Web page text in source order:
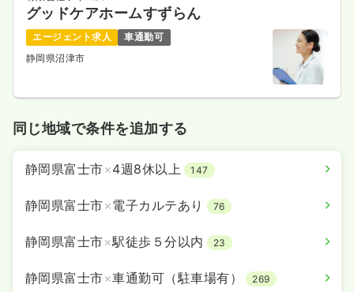
日勤のみ（常勤）
給与 お問い合わせください
時間 8:30～17:00
グッドケアホームすずらん
エージェント求人
車通勤可
静岡県沼津市
同じ地域で条件を追加する
静岡県富士市×4週8休以上 147
静岡県富士市×電子カルテあり 76
静岡県富士市×駅徒歩５分以内 23
静岡県富士市×車通勤可（駐車場有） 269